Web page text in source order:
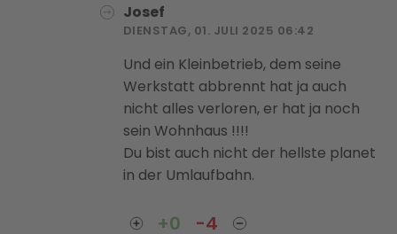
Josef
DIENSTAG, 01. JULI 2025 06:42
Und ein Kleinbetrieb, dem seine
Werkstatt abbrennt hat ja auch
nicht alles verloren, er hat ja noch
sein Wohnhaus !!!!
Du bist auch nicht der hellste planet
in der Umlaufbahn.
+0 -4